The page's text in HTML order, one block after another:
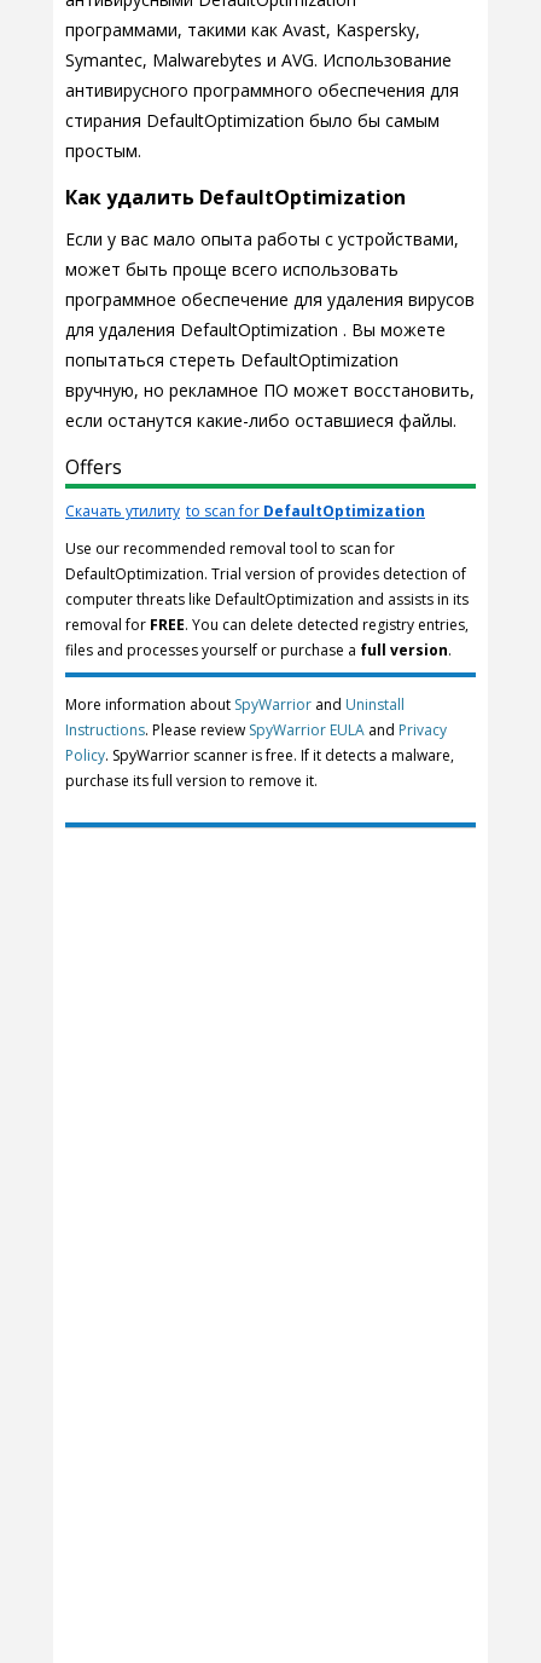
программами, такими как Avast, Kaspersky,
Symantec, Malwarebytes и AVG. Использование
антивирусного программного обеспечения для
стирания DefaultOptimization было бы самым
простым.
Как удалить DefaultOptimization
Если у вас мало опыта работы с устройствами,
может быть проще всего использовать
программное обеспечение для удаления вирусов
для удаления DefaultOptimization . Вы можете
попытаться стереть DefaultOptimization
вручную, но рекламное ПО может восстановить,
если останутся какие-либо оставшиеся файлы.
Offers
Скачать утилиту to scan for DefaultOptimization
Use our recommended removal tool to scan for
DefaultOptimization. Trial version of provides detection of
computer threats like DefaultOptimization and assists in its
removal for FREE. You can delete detected registry entries,
files and processes yourself or purchase a full version.
More information about SpyWarrior and Uninstall
Instructions. Please review SpyWarrior EULA and Privacy
Policy. SpyWarrior scanner is free. If it detects a malware,
purchase its full version to remove it.